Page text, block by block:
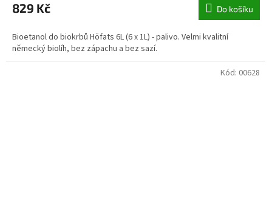
829 Kč Do košíku
Bioetanol do biokrbů Höfats 6L (6 x 1L) - palivo. Velmi kvalitní
německý biolíh, bez zápachu a bez sazí.
Kód: 00628